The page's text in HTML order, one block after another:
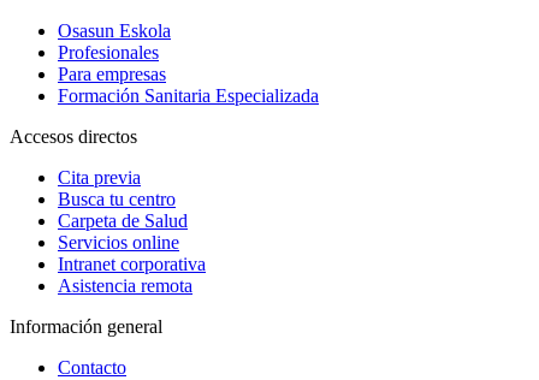
Osasun Eskola
Profesionales
Para empresas
Formación Sanitaria Especializada
Accesos directos
Cita previa
Busca tu centro
Carpeta de Salud
Servicios online
Intranet corporativa
Asistencia remota
Información general
Contacto